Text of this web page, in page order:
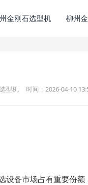
金刚石选型机 柳州
型机 时间：2026-04-10
设备市场占有重要份